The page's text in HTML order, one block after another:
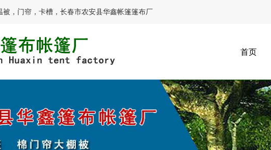
，门帘，卡槽，长春市农安县华鑫帐篷篷布厂
首页